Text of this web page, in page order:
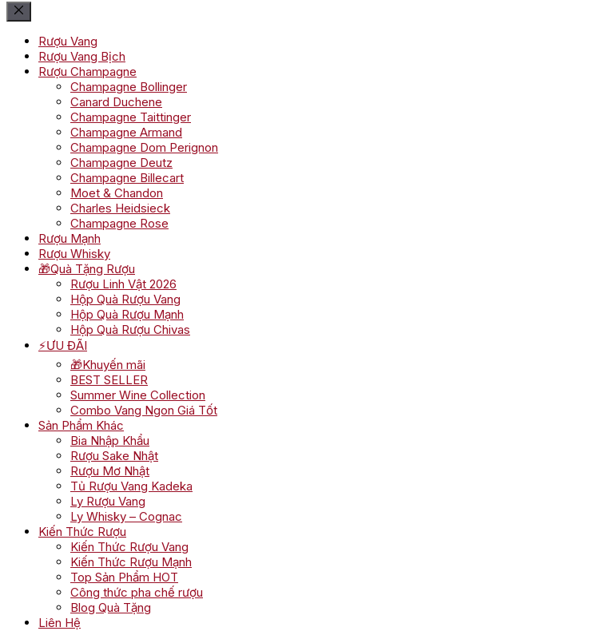
Rượu Vang
Rượu Vang Bịch
Rượu Champagne
Champagne Bollinger
Canard Duchene
Champagne Taittinger
Champagne Armand
Champagne Dom Perignon
Champagne Deutz
Champagne Billecart
Moet & Chandon
Charles Heidsieck
Champagne Rose
Rượu Mạnh
Rượu Whisky
🎁Quà Tặng Rượu
Rượu Linh Vật 2026
Hộp Quà Rượu Vang
Hộp Quà Rượu Mạnh
Hộp Quà Rượu Chivas
⚡ƯU ĐÃI
🎁Khuyến mãi
BEST SELLER
Summer Wine Collection
Combo Vang Ngon Giá Tốt
Sản Phẩm Khác
Bia Nhập Khẩu
Rượu Sake Nhật
Rượu Mơ Nhật
Tủ Rượu Vang Kadeka
Ly Rượu Vang
Ly Whisky – Cognac
Kiến Thức Rượu
Kiến Thức Rượu Vang
Kiến Thức Rượu Mạnh
Top Sản Phẩm HOT
Công thức pha chế rượu
Blog Quà Tặng
Liên Hệ